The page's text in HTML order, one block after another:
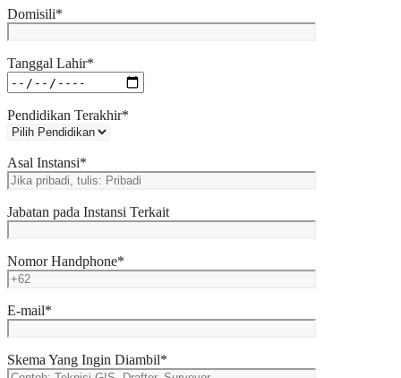
Domisili*
Tanggal Lahir*
Pendidikan Terakhir*
Asal Instansi*
Jabatan pada Instansi Terkait
Nomor Handphone*
E-mail*
Skema Yang Ingin Diambil*